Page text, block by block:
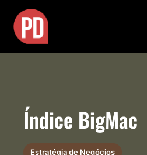
Índice BigMac
Estratégia de Negócios